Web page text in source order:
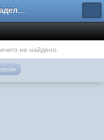
Форум владельцев интернет-магазинов
не найдено.